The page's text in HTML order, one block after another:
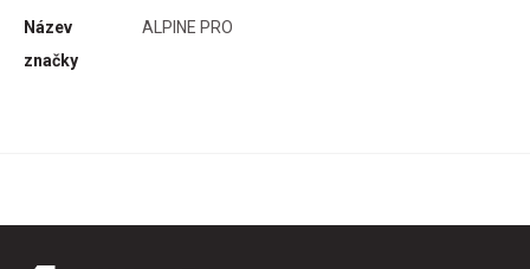
Název
značky
ALPINE PRO